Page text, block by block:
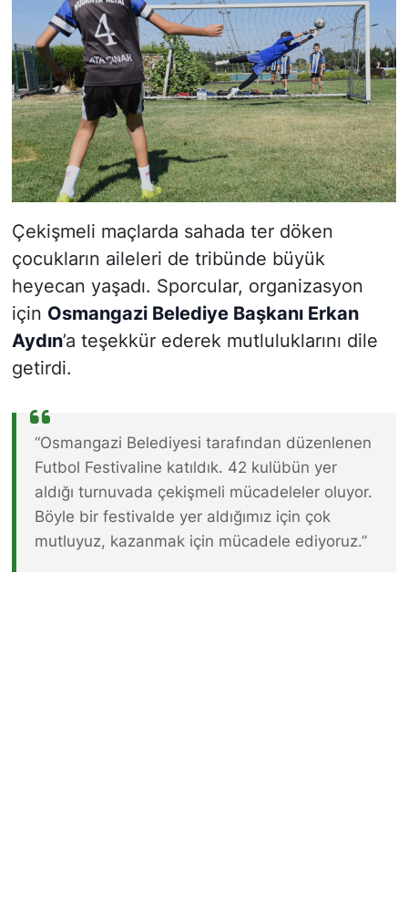
Çekişmeli maçlarda sahada ter döken
çocukların aileleri de tribünde büyük
heyecan yaşadı. Sporcular, organizasyon
için Osmangazi Belediye Başkanı Erkan
Aydın’a teşekkür ederek mutluluklarını dile
getirdi.
“Osmangazi Belediyesi tarafından düzenlenen
Futbol Festivaline katıldık. 42 kulübün yer
aldığı turnuvada çekişmeli mücadeleler oluyor.
Böyle bir festivalde yer aldığımız için çok
mutluyuz, kazanmak için mücadele ediyoruz.”